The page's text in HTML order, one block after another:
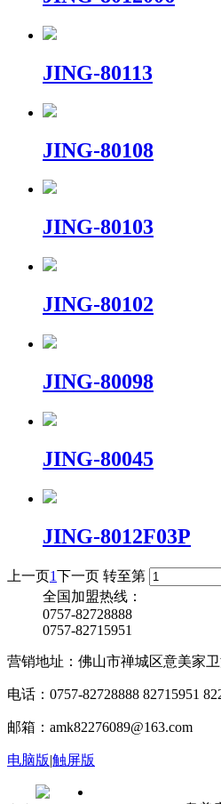
JING-80113
JING-80108
JING-80103
JING-80102
JING-80098
JING-80045
JING-8012F03P
上一页1下一页 转至第
全国加盟热线：
0757-82728888
0757-82715951
营销地址：佛山市禅城区意美家
电话：0757-82728888 82715951
邮箱：amk82276089@163.com
电脑版|触屏版